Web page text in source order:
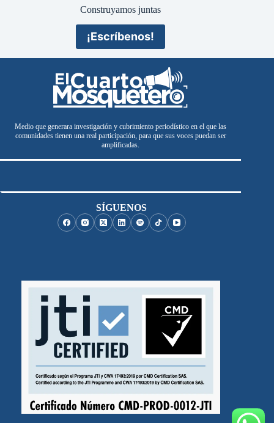
Construyamos juntas
¡Escríbenos!
Medio que generara investigación y cubrimiento periodístico en el que las
comunidades tienen una real participación, para que sus voces puedan ser
amplificadas.
SÍGUENOS